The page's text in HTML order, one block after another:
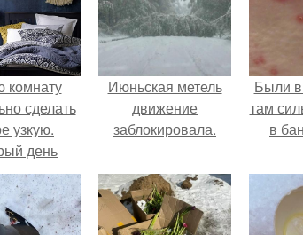
комнату
сделать
узкую.
день
друзья!
Июньская метель
движение
заблокировала.
Были в
там
в